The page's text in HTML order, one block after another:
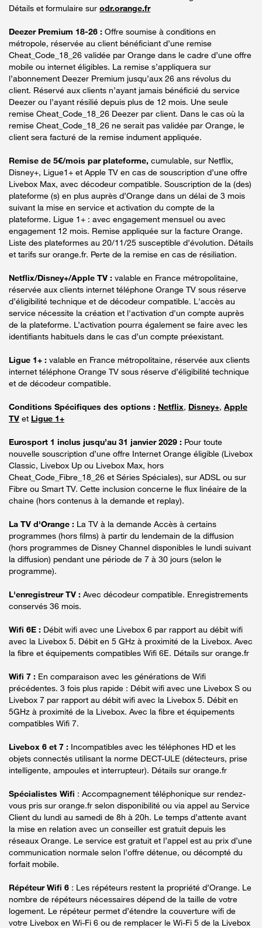
Détails et formulaire sur odr.orange.fr
Deezer Premium 18-26 : Offre soumise à conditions en
métropole, réservée au client bénéficiant d’une remise
Cheat_Code_18_26 validée par Orange dans le cadre d’une offre
mobile ou internet éligibles. La remise s’appliquera sur
l’abonnement Deezer Premium jusqu’aux 26 ans révolus du
client. Réservé aux clients n’ayant jamais bénéficié du service
Deezer ou l’ayant résilié depuis plus de 12 mois. Une seule
remise Cheat_Code_18_26 Deezer par client. Dans le cas où la
remise Cheat_Code_18_26 ne serait pas validée par Orange, le
client sera facturé de la remise indument appliquée.
Remise de 5€/mois par plateforme, cumulable, sur Netflix,
Disney+, Ligue1+ et Apple TV en cas de souscription d’une offre
Livebox Max, avec décodeur compatible. Souscription de la (des)
plateforme (s) en plus auprès d’Orange dans un délai de 3 mois
suivant la mise en service et activation du compte de la
plateforme. Ligue 1+ : avec engagement mensuel ou avec
engagement 12 mois. Remise appliquée sur la facture Orange.
Liste des plateformes au 20/11/25 susceptible d’évolution. Détails
et tarifs sur orange.fr. Perte de la remise en cas de résiliation.
Netflix/Disney+/Apple TV : valable en France métropolitaine,
réservée aux clients internet téléphone Orange TV sous réserve
d’éligibilité technique et de décodeur compatible. L'accès au
service nécessite la création et l'activation d'un compte auprès
de la plateforme. L’activation pourra également se faire avec les
identifiants habituels dans le cas d’un compte préexistant.
Ligue 1+ : valable en France métropolitaine, réservée aux clients
internet téléphone Orange TV sous réserve d’éligibilité technique
et de décodeur compatible.
Conditions Spécifiques des options : Netflix, Disney+, Apple
TV et Ligue 1+
Eurosport 1 inclus jusqu’au 31 janvier 2029 : Pour toute
nouvelle souscription d’une offre Internet Orange éligible (Livebox
Classic, Livebox Up ou Livebox Max, hors
Cheat_Code_Fibre_18_26 et Séries Spéciales), sur ADSL ou sur
Fibre ou Smart TV. Cette inclusion concerne le flux linéaire de la
chaine (hors contenus à la demande et replay).
La TV d'Orange : La TV à la demande Accès à certains
programmes (hors films) à partir du lendemain de la diffusion
(hors programmes de Disney Channel disponibles le lundi suivant
la diffusion) pendant une période de 7 à 30 jours (selon le
programme).
L'enregistreur TV : Avec décodeur compatible. Enregistrements
conservés 36 mois.
Wifi 6E : Débit wifi avec une Livebox 6 par rapport au débit wifi
avec la Livebox 5. Débit en 5 GHz à proximité de la Livebox. Avec
la fibre et équipements compatibles Wifi 6E. Détails sur orange.fr
Wifi 7 : En comparaison avec les générations de Wifi
précédentes. 3 fois plus rapide : Débit wifi avec une Livebox S ou
Livebox 7 par rapport au débit wifi avec la Livebox 5. Débit en
5GHz à proximité de la Livebox. Avec la fibre et équipements
compatibles Wifi 7.
Livebox 6 et 7 : Incompatibles avec les téléphones HD et les
objets connectés utilisant la norme DECT-ULE (détecteurs, prise
intelligente, ampoules et interrupteur). Détails sur orange.fr
Spécialistes Wifi : Accompagnement téléphonique sur rendez-
vous pris sur orange.fr selon disponibilité ou via appel au Service
Client du lundi au samedi de 8h à 20h. Le temps d’attente avant
la mise en relation avec un conseiller est gratuit depuis les
réseaux Orange. Le service est gratuit et l’appel est au prix d’une
communication normale selon l’offre détenue, ou décompté du
forfait mobile.
Répéteur Wifi 6 : Les répéteurs restent la propriété d’Orange. Le
nombre de répéteurs nécessaires dépend de la taille de votre
logement. Le répéteur permet d’étendre la couverture wifi de
votre Livebox en Wi-Fi 6 ou de remplacer le Wi-Fi 5 de la Livebox